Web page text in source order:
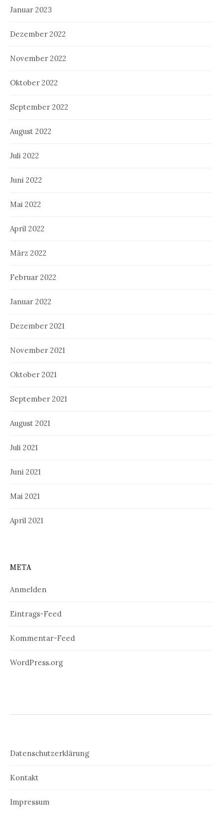
Januar 2023
Dezember 2022
November 2022
Oktober 2022
September 2022
August 2022
Juli 2022
Juni 2022
Mai 2022
April 2022
März 2022
Februar 2022
Januar 2022
Dezember 2021
November 2021
Oktober 2021
September 2021
August 2021
Juli 2021
Juni 2021
Mai 2021
April 2021
META
Anmelden
Eintrags-Feed
Kommentar-Feed
WordPress.org
Datenschutzerklärung
Kontakt
Impressum